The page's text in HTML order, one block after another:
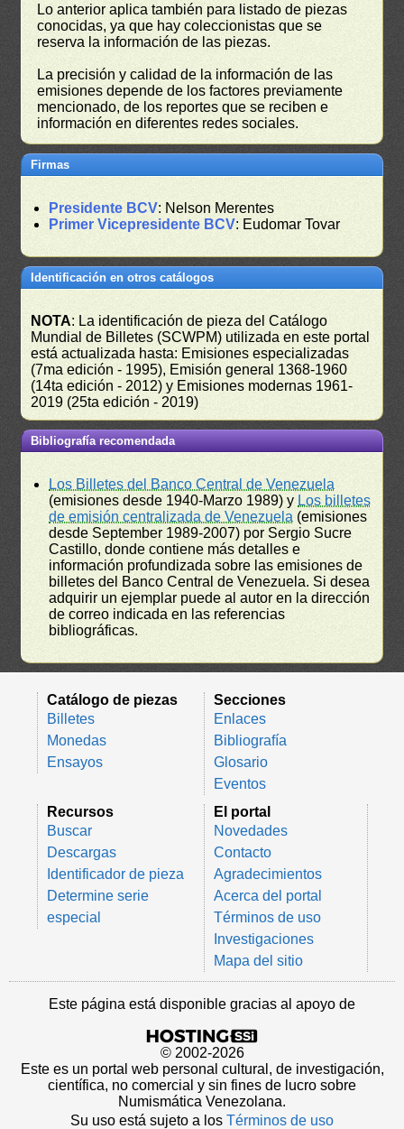
Lo anterior aplica también para listado de piezas
conocidas, ya que hay coleccionistas que se
reserva la información de las piezas.
La precisión y calidad de la información de las
emisiones depende de los factores previamente
mencionado, de los reportes que se reciben e
información en diferentes redes sociales.
Firmas
Presidente BCV: Nelson Merentes
Primer Vicepresidente BCV: Eudomar Tovar
Identificación en otros catálogos
NOTA: La identificación de pieza del Catálogo
Mundial de Billetes (SCWPM) utilizada en este portal
está actualizada hasta: Emisiones especializadas
(7ma edición - 1995), Emisión general 1368-1960
(14ta edición - 2012) y Emisiones modernas 1961-
2019 (25ta edición - 2019)
Bibliografía recomendada
Los Billetes del Banco Central de Venezuela
(emisiones desde 1940-Marzo 1989) y Los billetes
de emisión centralizada de Venezuela (emisiones
desde September 1989-2007) por Sergio Sucre
Castillo, donde contiene más detalles e
información profundizada sobre las emisiones de
billetes del Banco Central de Venezuela. Si desea
adquirir un ejemplar puede al autor en la dirección
de correo indicada en las referencias
bibliográficas.
Catálogo de piezas
Billetes
Monedas
Ensayos
Secciones
Enlaces
Bibliografía
Glosario
Eventos
Recursos
Buscar
Descargas
Identificador de pieza
Determine serie
especial
El portal
Novedades
Contacto
Agradecimientos
Acerca del portal
Términos de uso
Investigaciones
Mapa del sitio
Este página está disponible gracias al apoyo de
© 2002-2026
Este es un portal web personal cultural, de investigación,
científica, no comercial y sin fines de lucro sobre
Numismática Venezolana.
Su uso está sujeto a los Términos de uso